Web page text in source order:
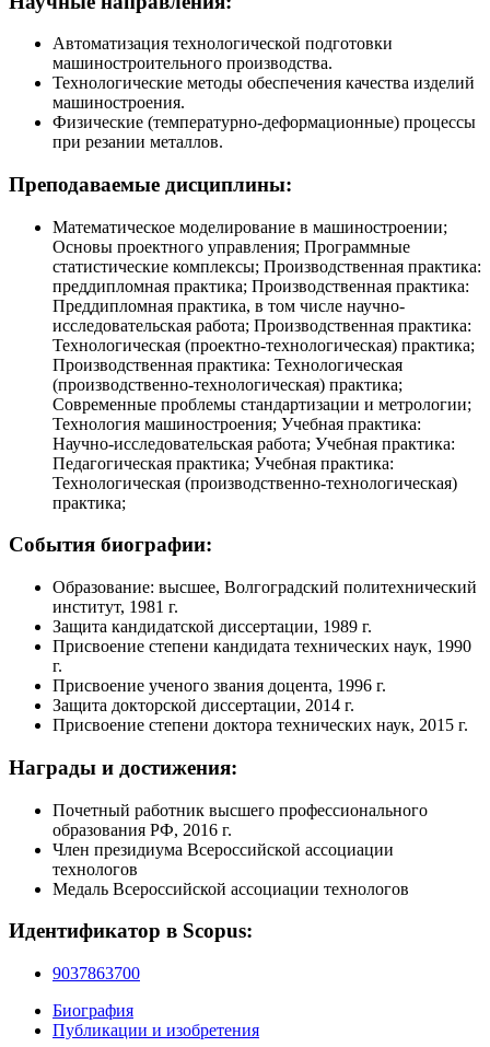
Автоматизация технологической подготовки
машиностроительного производства.
Технологические методы обеспечения качества изделий
машиностроения.
Физические (температурно-деформационные) процессы
при резании металлов.
Преподаваемые дисциплины:
Математическое моделирование в машиностроении;
Основы проектного управления; Программные
статистические комплексы; Производственная практика:
преддипломная практика; Производственная практика:
Преддипломная практика, в том числе научно-
исследовательская работа; Производственная практика:
Технологическая (проектно-технологическая) практика;
Производственная практика: Технологическая
(производственно-технологическая) практика;
Современные проблемы стандартизации и метрологии;
Технология машиностроения; Учебная практика:
Научно-исследовательская работа; Учебная практика:
Педагогическая практика; Учебная практика:
Технологическая (производственно-технологическая)
практика;
События биографии:
Образование: высшее, Волгоградский политехнический
институт, 1981 г.
Защита кандидатской диссертации, 1989 г.
Присвоение степени кандидата технических наук, 1990
г.
Присвоение ученого звания доцента, 1996 г.
Защита докторской диссертации, 2014 г.
Присвоение степени доктора технических наук, 2015 г.
Награды и достижения:
Почетный работник высшего профессионального
образования РФ, 2016 г.
Член президиума Всероссийской ассоциации
технологов
Медаль Всероссийской ассоциации технологов
Идентификатор в Scopus:
9037863700
Биография
Публикации и изобретения